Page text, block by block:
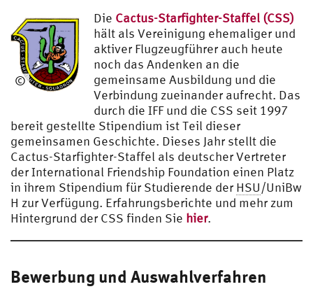
©
Die Cactus-Starfighter-Staffel (CSS)
hält als Vereinigung ehemaliger und
aktiver Flugzeugführer auch heute
noch das Andenken an die
gemeinsame Ausbildung und die
Verbindung zueinander aufrecht. Das
durch die IFF und die CSS seit 1997
bereit gestellte Stipendium ist Teil dieser
gemeinsamen Geschichte. Dieses Jahr stellt die
Cactus-Starfighter-Staffel als deutscher Vertreter
der International Friendship Foundation einen Platz
in ihrem Stipendium für Studierende der HSU/UniBw
H zur Verfügung. Erfahrungsberichte und mehr zum
Hintergrund der CSS finden Sie hier.
Bewerbung und Auswahlverfahren